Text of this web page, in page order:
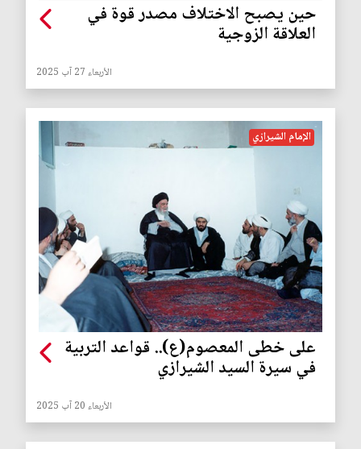
حين يصبح الاختلاف مصدر قوة في
العلاقة الزوجية
الأربعاء 27 آب 2025
الإمام الشيرازي
على خطى المعصوم(ع).. قواعد التربية
في سيرة السيد الشيرازي
الأربعاء 20 آب 2025